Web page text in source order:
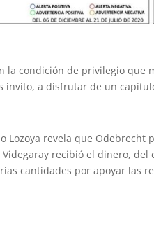
la condición de privilegio que
invito, a disfrutar de un
Lozoya revela que
recibió el dinero,
cantidades por apoyar las